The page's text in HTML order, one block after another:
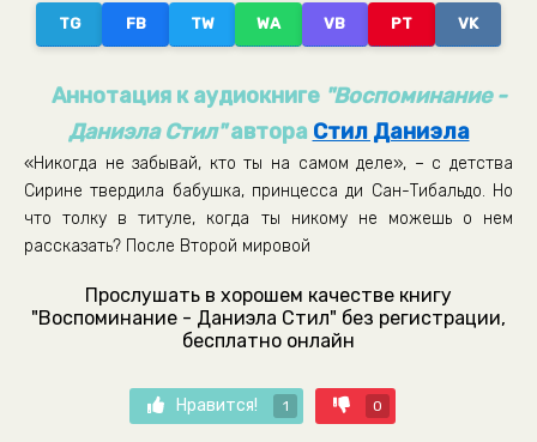
TG
FB TW WA VB PT VK
Аннотация к аудиокниге "Воспоминание -
Даниэла Стил"автора Стил Даниэла
«Никогда не забывай, кто ты на самом деле», – с детства
Сирине твердила бабушка, принцесса ди Сан-Тибальдо. Но
что толку в титуле, когда ты никому не можешь о нем
рассказать? После Второй мировой
Прослушать в хорошем качестве книгу
"Воспоминание - Даниэла Стил" без регистрации,
бесплатно онлайн
Нравится! 1 0